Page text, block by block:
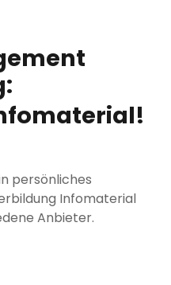
persönliches
Infomaterial
Anbieter.